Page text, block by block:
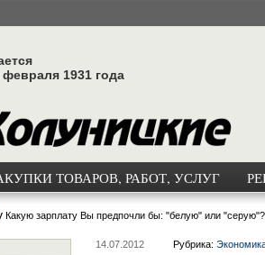
февраля 1931 года
ТОВАРОВ, РАБОТ, УСЛУГ
Какую зарплату Вы предпочли бы: "белую" или "серую"?
14.07.2012 Рубрика: